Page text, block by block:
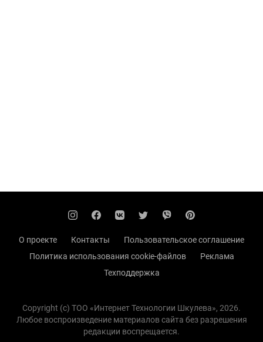
О проекте Контакты
Пользовательское соглашение
Политика использования cookie-файлов
Реклама
Техподдержка
Copyright (с) TOO «Интернет Технологии Шкулева», 2026.
Любое воспроизведение материалов сайта без разрешения
редакции воспрещается.